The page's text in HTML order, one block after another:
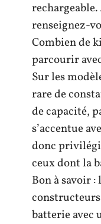
renseignez-
Combien de
parcourir
Sur les
rare de
de capacité,
s’accentue
donc
ceux dont la
Bon à savoir
batterie avec